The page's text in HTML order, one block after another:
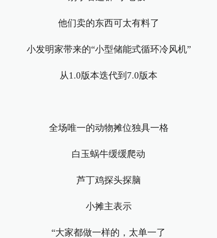
他们卖的东西可太有料了
小发明家带来的“小型储能式循环冷风机”
从1.0版本迭代到7.0版本
全场唯一的动物摊位独具一格
白玉蜗牛缓缓爬动
芦丁鸡探头探脑
小摊主表示
“大家都做一样的，太单一了